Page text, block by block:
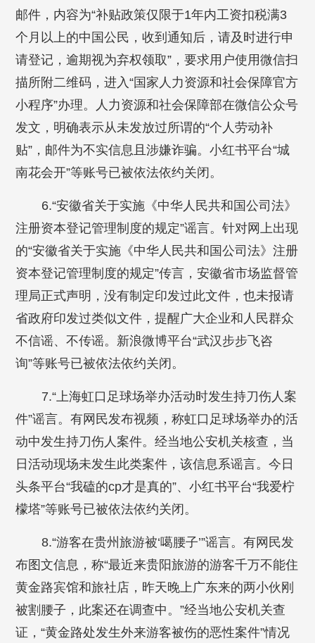
邮件，内容为“补贴政策仅限于1年内工资扣税满3
个月以上的中国公民，收到通知后，请及时进行申
请登记，逾期视为弃权领取”，要求用户使用微信扫
描所附二维码，进入“国家人力资源和社会保障官方
小程序”办理。人力资源和社会保障部在微信公众号
发文，明确表示从未发放过所谓的“个人劳动补
贴”，邮件为不实信息且涉嫌诈骗。小红书平台“城
南花会开”等账号已被依法依约关闭。
6.“安徽省关于实施《中华人民共和国公司法》
注册资本登记管理制度的规定”谣言。针对网上出现
的“安徽省关于实施《中华人民共和国公司法》注册
资本登记管理制度的规定”传言，安徽省市场监督管
理局正式声明，没有制定印发过此文件，也未报请
省政府印发过类似文件，提醒广大企业和人民群众
不信谣、不传谣。新浪微博平台“武汉步步飞咨
询”等账号已被依法依约关闭。
7.“上海虹口足球场举办活动时发生持刀伤人案
件”谣言。有网民发布视频，称虹口足球场举办的活
动中发生持刀伤人案件。经当地公安机关核查，当
日活动现场未发生此类案件，该信息系谣言。今日
头条平台“我磕的cp才是真的”、小红书平台“我爱柠
檬塔”等账号已被依法依约关闭。
8.“游客在贵州旅游被‘噶腰子’”谣言。有网民发
布图文信息，称“最近来贵阳旅游的游客千万不能住
黄金路宾馆和旅社店，昨天晚上广东来的两小伙刚
被割腰子，此案还在调查中。”经当地公安机关查
证，“黄金路处发生外来游客被伤的恶性案件”情况